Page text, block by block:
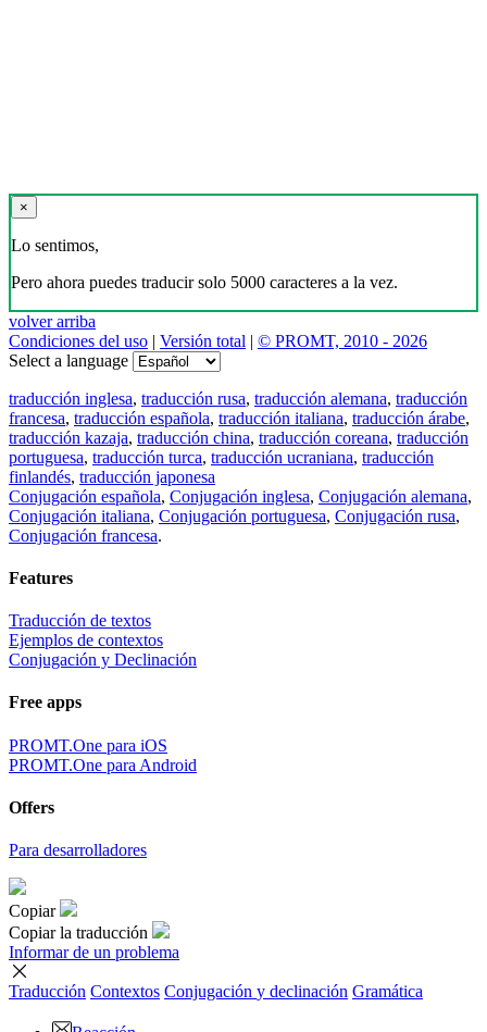
×
Lo sentimos,
Pero ahora puedes traducir solo 5000 caracteres a la vez.
volver arriba
Condiciones del uso | Versión total | © PROMT, 2010 - 2026
Select a language
traducción inglesa, traducción rusa, traducción alemana, traducción
francesa, traducción española, traducción italiana, traducción árabe,
traducción kazaja, traducción china, traducción coreana, traducción
portuguesa, traducción turca, traducción ucraniana, traducción
finlandés, traducción japonesa
Conjugación española, Conjugación inglesa, Conjugación alemana,
Conjugación italiana, Conjugación portuguesa, Conjugación rusa,
Conjugación francesa.
Features
Traducción de textos
Ejemplos de contextos
Conjugación y Declinación
Free apps
PROMT.One para iOS
PROMT.One para Android
Offers
Para desarrolladores
Copiar
Copiar la traducción
Informar de un problema
Traducción Contextos Conjugación y declinación Gramática